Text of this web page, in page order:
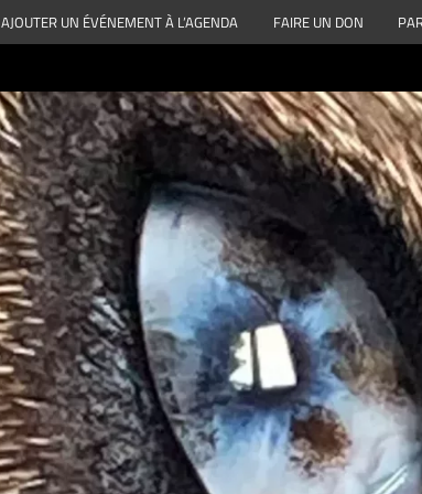
AJOUTER UN ÉVÉNEMENT À L’AGENDA FAIRE UN DON